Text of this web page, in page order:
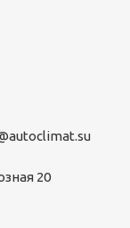
20